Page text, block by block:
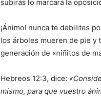
subirás lo marcará la
¡Ánimo! nunca te debilites
los árboles mueren de pie y
generación de «niñitos de
Hebreos 12:3, dice:
mismo, para que vuestro